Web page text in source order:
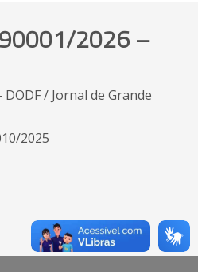
90001/2026 –
/ Jornal de Grande
2025